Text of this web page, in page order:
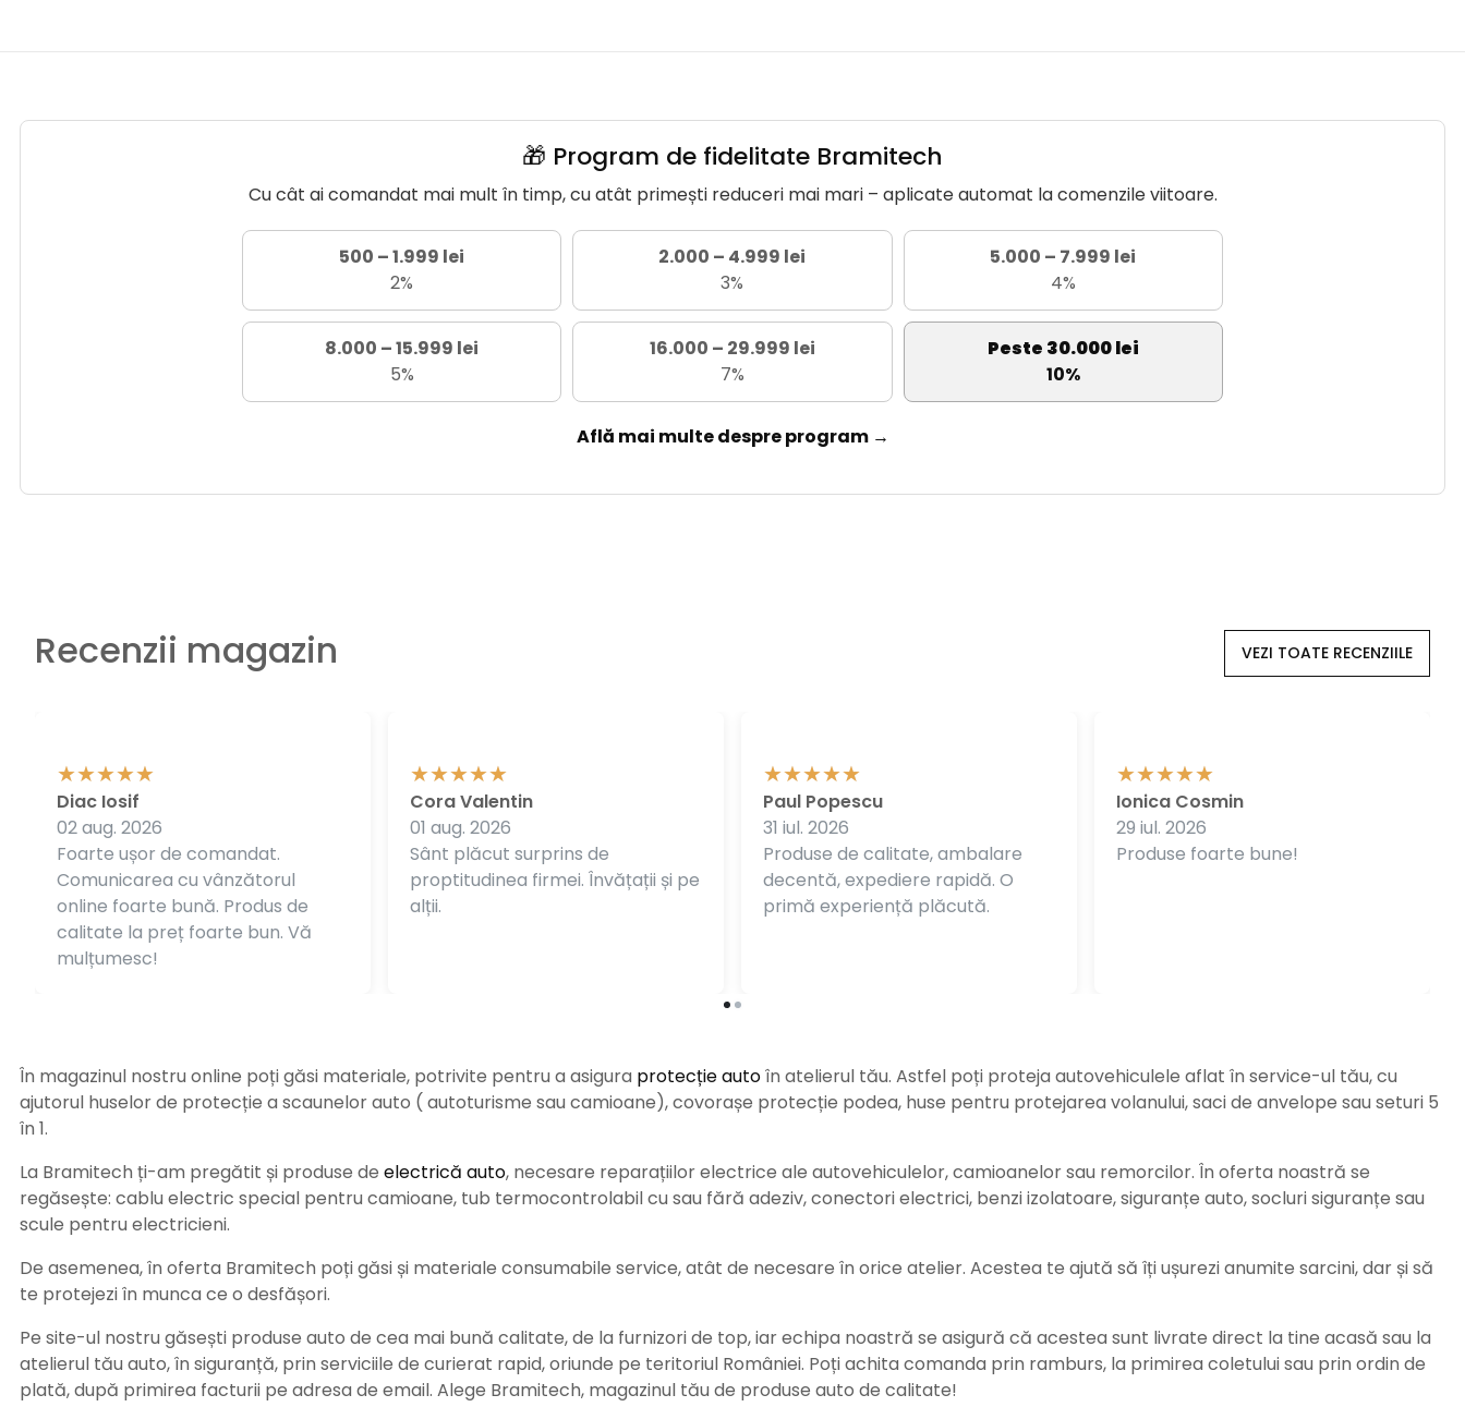
🎁 Program de fidelitate Bramitech
Cu cât ai comandat mai mult în timp, cu atât primești reduceri mai mari – aplicate automat la comenzile viitoare.
500 – 1.999 lei
2%
2.000 – 4.999 lei
3%
5.000 – 7.999 lei
4%
8.000 – 15.999 lei
5%
16.000 – 29.999 lei
7%
Peste 30.000 lei
10%
Află mai multe despre program →
Recenzii magazin VEZI TOATE RECENZIILE
Foarte ușor de comandat.
Comunicarea cu vânzătorul
online foarte bună. Produs de
calitate la preț foarte bun. Vă
mulțumesc!
Diac Iosif
02 aug. 2026
Sânt plăcut surprins de
proptitudinea firmei. Învățații și pe
alții.
Cora Valentin
01 aug. 2026
Produse de calitate, ambalare
decentă, expediere rapidă. O
primă experiență plăcută.
Paul Popescu
31 iul. 2026
Produse foarte bune!
Ionica Cosmin
29 iul. 2026
În magazinul nostru online poți găsi materiale, potrivite pentru a asigura protecție autoîn atelierul tău. Astfel poți proteja autovehiculele aflat în service-ul tău, cu
ajutorul huselor de protecție a scaunelor auto ( autoturisme sau camioane), covorașe protecție podea, huse pentru protejarea volanului, saci de anvelope sau seturi 5
în 1.
La Bramitech ți-am pregătit și produse de electrică auto, necesare reparațiilor electrice ale autovehiculelor, camioanelor sau remorcilor. În oferta noastră se
regăsește: cablu electric special pentru camioane, tub termocontrolabil cu sau fără adeziv, conectori electrici, benzi izolatoare, siguranțe auto, socluri siguranțe sau
scule pentru electricieni.
De asemenea, în oferta Bramitech poți găsi și materiale consumabile service, atât de necesare în orice atelier. Acestea te ajută să îți ușurezi anumite sarcini, dar și să
te protejezi în munca ce o desfășori.
Pe site-ul nostru găsești produse auto de cea mai bună calitate, de la furnizori de top, iar echipa noastră se asigură că acestea sunt livrate direct la tine acasă sau la
atelierul tău auto, în siguranță, prin serviciile de curierat rapid, oriunde pe teritoriul României. Poți achita comanda prin ramburs, la primirea coletului sau prin ordin de
plată, după primirea facturii pe adresa de email. Alege Bramitech, magazinul tău de produse auto de calitate!